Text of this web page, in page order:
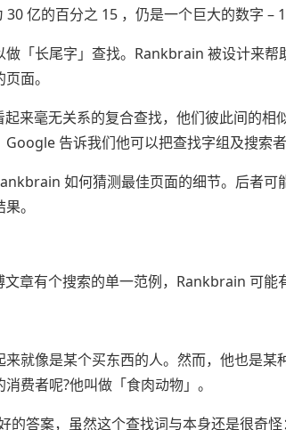
亿的百分之 15 ，仍是一个巨大的数字 – 1
「长尾字」查找。Rankbrain 被设计来
面。
来毫无关系的复合查找，他们彼此间的相
告诉我们他可以把查找字组及搜索
如何猜测最佳页面的细节。后者可
。
章有个搜索的单一范例，Rankbrain 可能
就像是某个买东西的人。然而，他也是某
费者呢?他叫做「食肉动物」。
答案，虽然这个查找词与本身还是很奇怪：